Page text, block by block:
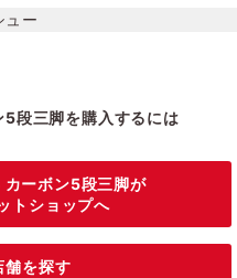
ュー
段三脚を購入するには
ーボン5段三脚が
トショップへ
舗を探す